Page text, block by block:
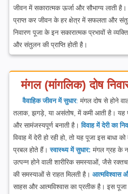
जीवन में सकारात्मक ऊर्जा और सौभाग्य लाती
प्राप्त कर जीवन के हर क्षेत्र में सफलता और
निवारण पूजा के इन सकारात्मक प्रभावों से
और संतुलन की प्राप्ति होती है।
मंगल (मांगलिक) दोष
वैवाहिक जीवन में सुधार:मंगल दोष से होने
तलाक, झगड़े, या असंतोष, में कमी आती है। यह
और सामंजस्यपूर्ण बनाती है। विवाह में देरी का
विवाह में देरी हो रही हो, तो यह पूजा इस बाधा
प्रबल होते हैं। स्वास्थ्य में सुधार: मंगल ग्रह के
उत्पन्न होने वाली शारीरिक समस्याओं, जैसे
की समस्याओं से राहत मिलती है। आत्मविश्वास
साहस और आत्मविश्वास का प्रतीक है। इस